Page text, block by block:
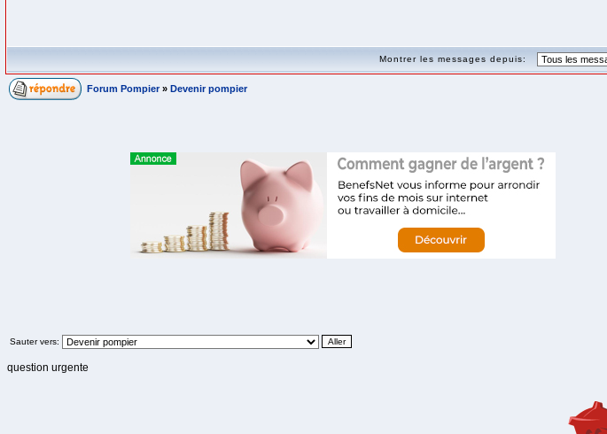
Montrer les messages depuis:
Forum Pompier » Devenir pompier
Sauter vers:
question urgente